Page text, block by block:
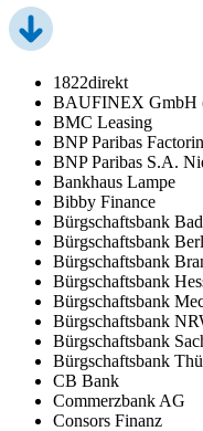
1822direkt
BAUFINEX GmbH
BMC Leasing
BNP Paribas
BNP Paribas S.A.
Bankhaus Lampe
Bibby Finance
Bürgschaftsbank
Bürgschaftsbank
Bürgschaftsbank
Bürgschaftsbank
Bürgschaftsbank
Bürgschaftsbank
Bürgschaftsbank
Bürgschaftsbank
CB Bank
Commerzbank AG
Consors Finanz